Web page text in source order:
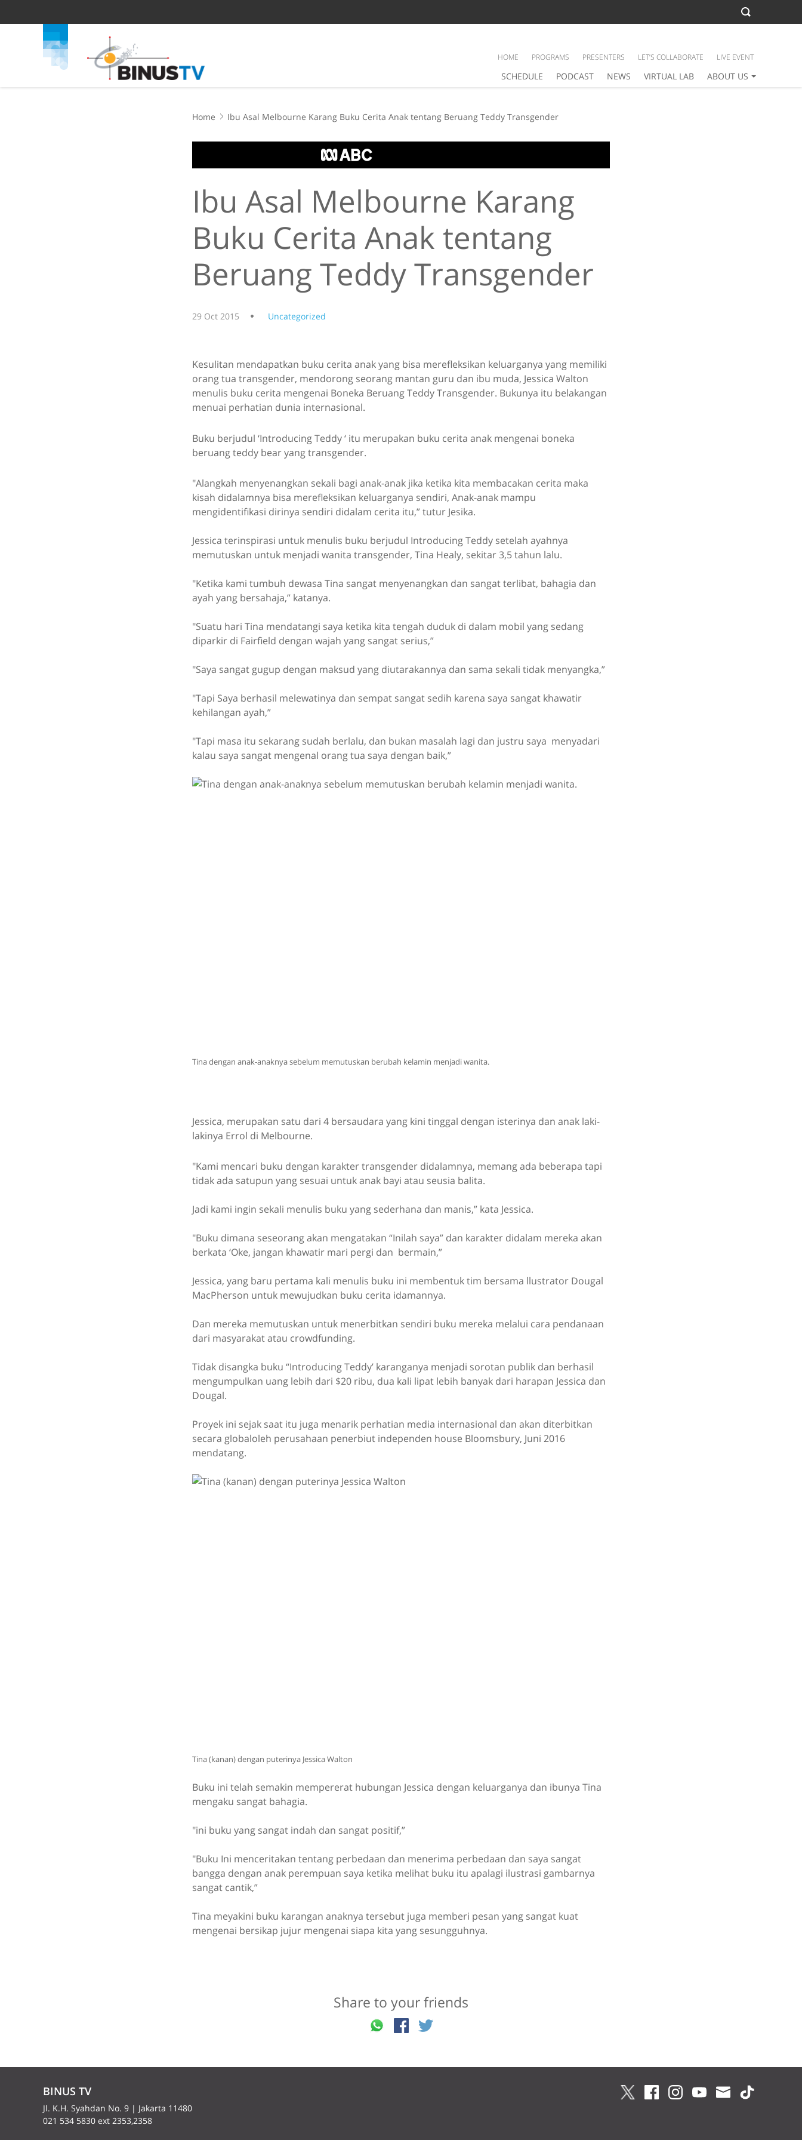
SCHEDULE PODCAST NEWS VIRTUAL LAB ABOUT US
HOME PROGRAMS PRESENTERS LET’S COLLABORATE LIVE EVENT
Home Ibu Asal Melbourne Karang Buku Cerita Anak tentang Beruang Teddy Transgender
Ibu Asal Melbourne Karang
Buku Cerita Anak tentang
Beruang Teddy Transgender
29 Oct 2015 Uncategorized
Kesulitan mendapatkan buku cerita anak yang bisa merefleksikan keluarganya yang memiliki
orang tua transgender, mendorong seorang mantan guru dan ibu muda, Jessica Walton
menulis buku cerita mengenai Boneka Beruang Teddy Transgender. Bukunya itu belakangan
menuai perhatian dunia internasional.
Buku berjudul ‘Introducing Teddy ‘ itu merupakan buku cerita anak mengenai boneka
beruang teddy bear yang transgender.
"Alangkah menyenangkan sekali bagi anak-anak jika ketika kita membacakan cerita maka
kisah didalamnya bisa merefleksikan keluarganya sendiri, Anak-anak mampu
mengidentifikasi dirinya sendiri didalam cerita itu,” tutur Jesika.
Jessica terinspirasi untuk menulis buku berjudul Introducing Teddy setelah ayahnya
memutuskan untuk menjadi wanita transgender, Tina Healy, sekitar 3,5 tahun lalu.
"Ketika kami tumbuh dewasa Tina sangat menyenangkan dan sangat terlibat, bahagia dan
ayah yang bersahaja,” katanya.
"Suatu hari Tina mendatangi saya ketika kita tengah duduk di dalam mobil yang sedang
diparkir di Fairfield dengan wajah yang sangat serius,”
"Saya sangat gugup dengan maksud yang diutarakannya dan sama sekali tidak menyangka,”
"Tapi Saya berhasil melewatinya dan sempat sangat sedih karena saya sangat khawatir
kehilangan ayah,”
"Tapi masa itu sekarang sudah berlalu, dan bukan masalah lagi dan justru saya menyadari
kalau saya sangat mengenal orang tua saya dengan baik,”
Tina dengan anak-anaknya sebelum memutuskan berubah kelamin menjadi wanita.
Jessica, merupakan satu dari 4 bersaudara yang kini tinggal dengan isterinya dan anak laki-
lakinya Errol di Melbourne.
"Kami mencari buku dengan karakter transgender didalamnya, memang ada beberapa tapi
tidak ada satupun yang sesuai untuk anak bayi atau seusia balita.
Jadi kami ingin sekali menulis buku yang sederhana dan manis,” kata Jessica.
"Buku dimana seseorang akan mengatakan “Inilah saya” dan karakter didalam mereka akan
berkata ‘Oke, jangan khawatir mari pergi dan bermain,”
Jessica, yang baru pertama kali menulis buku ini membentuk tim bersama llustrator Dougal
MacPherson untuk mewujudkan buku cerita idamannya.
Dan mereka memutuskan untuk menerbitkan sendiri buku mereka melalui cara pendanaan
dari masyarakat atau crowdfunding.
Tidak disangka buku “Introducing Teddy’ karanganya menjadi sorotan publik dan berhasil
mengumpulkan uang lebih dari $20 ribu, dua kali lipat lebih banyak dari harapan Jessica dan
Dougal.
Proyek ini sejak saat itu juga menarik perhatian media internasional dan akan diterbitkan
secara globaloleh perusahaan penerbiut independen house Bloomsbury, Juni 2016
mendatang.
Tina (kanan) dengan puterinya Jessica Walton
Buku ini telah semakin mempererat hubungan Jessica dengan keluarganya dan ibunya Tina
mengaku sangat bahagia.
"ini buku yang sangat indah dan sangat positif,”
"Buku Ini menceritakan tentang perbedaan dan menerima perbedaan dan saya sangat
bangga dengan anak perempuan saya ketika melihat buku itu apalagi ilustrasi gambarnya
sangat cantik,”
Tina meyakini buku karangan anaknya tersebut juga memberi pesan yang sangat kuat
mengenai bersikap jujur mengenai siapa kita yang sesungguhnya.
Share to your friends
BINUS TV
Jl. K.H. Syahdan No. 9 | Jakarta 11480
021 534 5830 ext 2353,2358